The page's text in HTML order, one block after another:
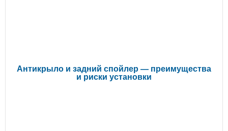
Антикрыло и задний спойлер — преимущества
и риски установки